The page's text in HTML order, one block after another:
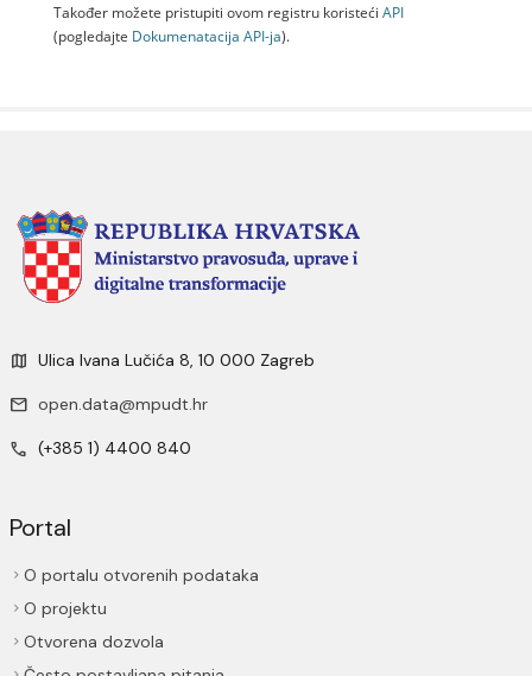
Također možete pristupiti ovom registru koristeći API
(pogledajte Dokumenаtаcijа API-jа).